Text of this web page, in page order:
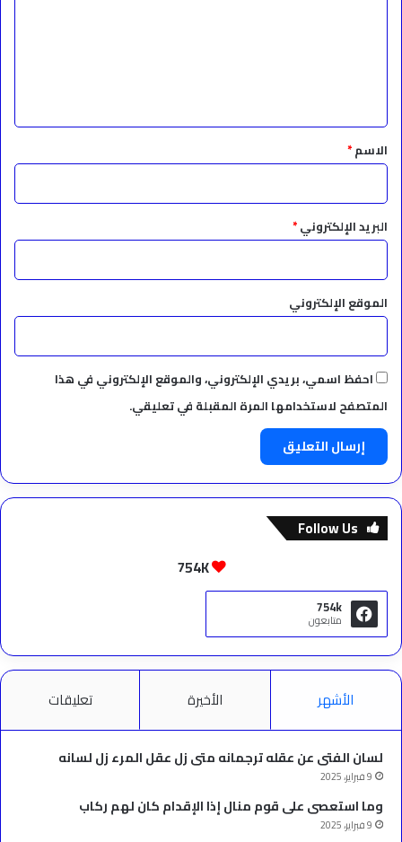
ق
*الاسم*
البريد الإلكتروني*
الموقع الإلكتروني
احفظ اسمي، بريدي الإلكتروني، والموقع الإلكتروني في هذا
المتصفح لاستخدامها المرة المقبلة في تعليقي.
Follow Us
754K
754k
متابعون
الأشهر الأخيرة تعليقات
لسان الفتى عن عقله ترجمانه متى زل عقل المرء زل لسانه
9 فبراير، 2025
وما استعصى على قوم منال إذا الإقدام كان لهم ركاب
9 فبراير، 2025